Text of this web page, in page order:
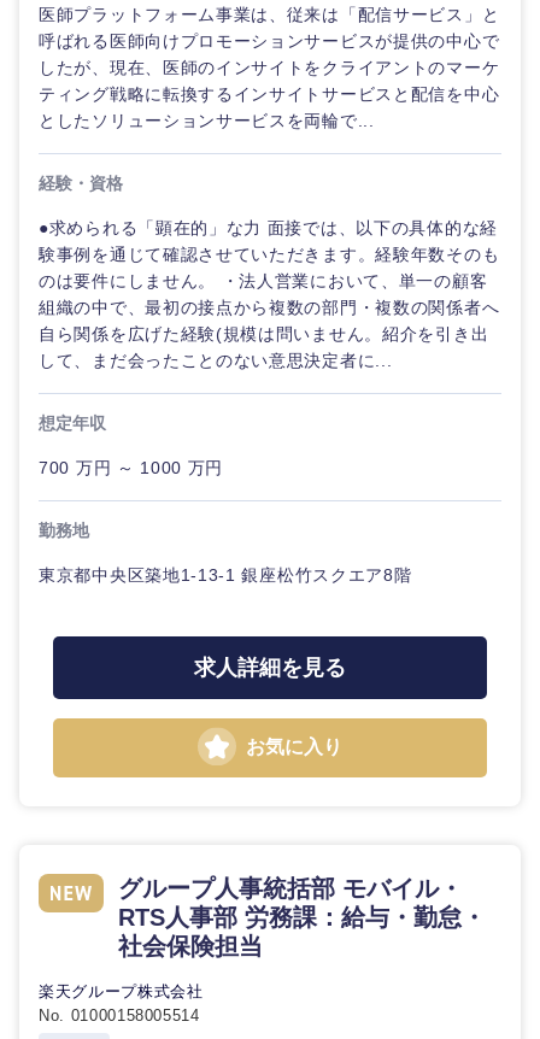
医師プラットフォーム事業は、従来は「配信サービス」と
呼ばれる医師向けプロモーションサービスが提供の中心で
したが、現在、医師のインサイトをクライアントのマーケ
ティング戦略に転換するインサイトサービスと配信を中心
としたソリューションサービスを両輪で...
経験・資格
●求められる「顕在的」な力 面接では、以下の具体的な経
験事例を通じて確認させていただきます。経験年数そのも
のは要件にしません。 ・法人営業において、単一の顧客
組織の中で、最初の接点から複数の部門・複数の関係者へ
自ら関係を広げた経験(規模は問いません。紹介を引き出
して、まだ会ったことのない意思決定者に...
想定年収
700 万円 ～ 1000 万円
勤務地
東京都中央区築地1-13-1 銀座松竹スクエア8階
求人詳細を見る
お気に入り
グループ人事統括部 モバイル・
RTS人事部 労務課：給与・勤怠・
社会保険担当
楽天グループ株式会社
No. 01000158005514